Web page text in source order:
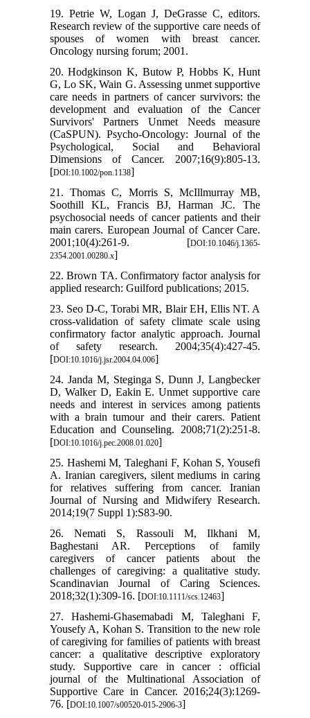
19. Petrie W, Logan J, DeGrasse C, editors.
Research review of the supportive care needs of
spouses of women with breast cancer.
Oncology nursing forum; 2001.
20. Hodgkinson K, Butow P, Hobbs K, Hunt
G, Lo SK, Wain G. Assessing unmet supportive
care needs in partners of cancer survivors: the
development and evaluation of the Cancer
Survivors' Partners Unmet Needs measure
(CaSPUN). Psycho‐Oncology: Journal of the
Psychological, Social and Behavioral
Dimensions of Cancer. 2007;16(9):805-13.
[DOI:10.1002/pon.1138]
21. Thomas C, Morris S, McIllmurray MB,
Soothill KL, Francis BJ, Harman JC. The
psychosocial needs of cancer patients and their
main carers. European Journal of Cancer Care.
2001;10(4):261-9. [DOI:10.1046/j.1365-
2354.2001.00280.x]
22. Brown TA. Confirmatory factor analysis for
applied research: Guilford publications; 2015.
23. Seo D-C, Torabi MR, Blair EH, Ellis NT. A
cross-validation of safety climate scale using
confirmatory factor analytic approach. Journal
of safety research. 2004;35(4):427-45.
[DOI:10.1016/j.jsr.2004.04.006]
24. Janda M, Steginga S, Dunn J, Langbecker
D, Walker D, Eakin E. Unmet supportive care
needs and interest in services among patients
with a brain tumour and their carers. Patient
Education and Counseling. 2008;71(2):251-8.
[DOI:10.1016/j.pec.2008.01.020]
25. Hashemi M, Taleghani F, Kohan S, Yousefi
A. Iranian caregivers, silent mediums in caring
for relatives suffering from cancer. Iranian
Journal of Nursing and Midwifery Research.
2014;19(7 Suppl 1):S83-90.
26. Nemati S, Rassouli M, Ilkhani M,
Baghestani AR. Perceptions of family
caregivers of cancer patients about the
challenges of caregiving: a qualitative study.
Scandinavian Journal of Caring Sciences.
2018;32(1):309-16. [DOI:10.1111/scs.12463]
27. Hashemi-Ghasemabadi M, Taleghani F,
Yousefy A, Kohan S. Transition to the new role
of caregiving for families of patients with breast
cancer: a qualitative descriptive exploratory
study. Supportive care in cancer : official
journal of the Multinational Association of
Supportive Care in Cancer. 2016;24(3):1269-
76. [DOI:10.1007/s00520-015-2906-3]